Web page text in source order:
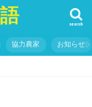
search
協力農家 お知らせ